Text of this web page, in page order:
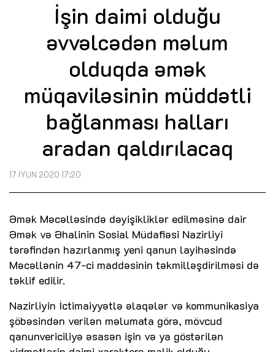
İşin daimi olduğu
əvvəlcədən məlum
olduqda əmək
müqaviləsinin müddətli
bağlanması halları
aradan qaldırılacaq
17 İYUN 2020 17:20
Əmək Məcəlləsində dəyişikliklər edilməsinə dair
Əmək və Əhalinin Sosial Müdafiəsi Nazirliyi
tərəfindən hazırlanmış yeni qanun layihəsində
Məcəllənin 47-ci maddəsinin təkmilləşdirilməsi də
təklif edilir.
Nazirliyin İctimaiyyətlə əlaqələr və kommunikasiya
şöbəsindən verilən məlumata görə, mövcud
qanunvericiliyə əsasən işin və ya göstərilən